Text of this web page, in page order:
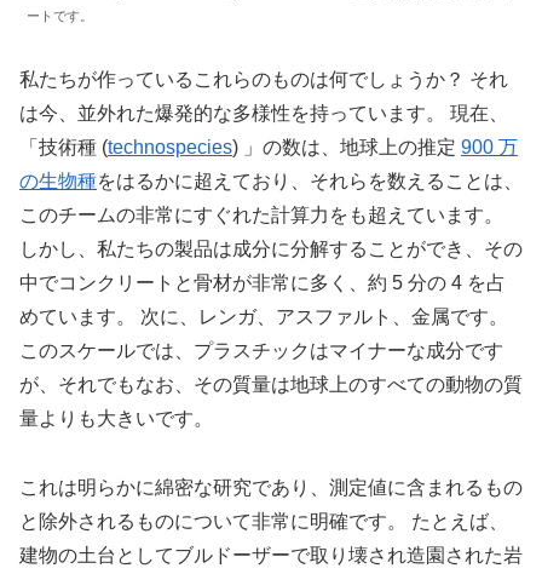
ートです。
私たちが作っているこれらのものは何でしょうか？ それ
は今、並外れた爆発的な多様性を持っています。 現在、
「技術種 (technospecies) 」の数は、地球上の推定 900 万
の生物種をはるかに超えており、それらを数えることは、
このチームの非常にすぐれた計算力をも超えています。
しかし、私たちの製品は成分に分解することができ、その
中でコンクリートと骨材が非常に多く、約 5 分の 4 を占
めています。 次に、レンガ、アスファルト、金属です。
このスケールでは、プラスチックはマイナーな成分です
が、それでもなお、その質量は地球上のすべての動物の質
量よりも大きいです。
これは明らかに綿密な研究であり、測定値に含まれるもの
と除外されるものについて非常に明確です。 たとえば、
建物の土台としてブルドーザーで取り壊され造園された岩